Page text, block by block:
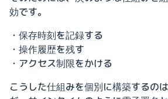
効です。
・保存時刻を記録する
・操作履歴を残す
・アクセス制限をかける
こうした仕組みを個別に構築するの